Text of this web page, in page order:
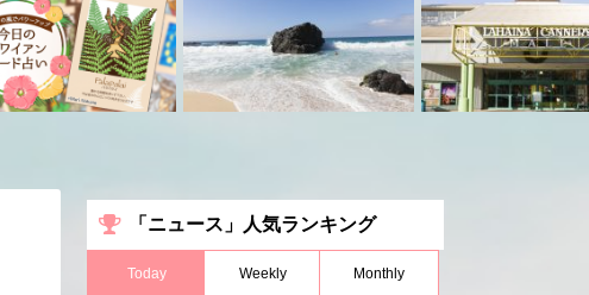
(例）
カ
フ
ェ
イ
ー
「ニュース」人気ランキング
Today Weekly Monthly